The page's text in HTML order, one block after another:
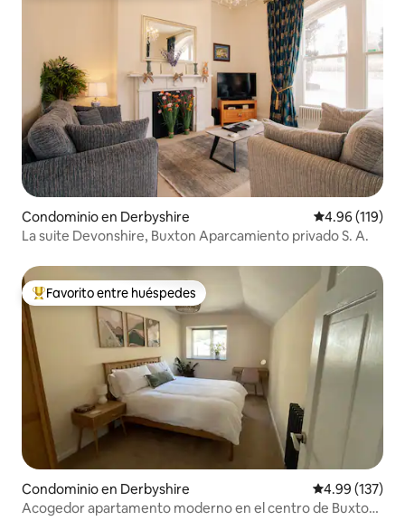
Condominio en Derbyshire Calificación
4.96 (119)
La suite Devonshire, Buxton Aparcamiento privado S. A.
De los mejores en Favorito entre huéspedes
Favorito entre huéspedes
Condominio en Derbyshire Calificación
4.99 (137)
Acogedor apartamento moderno en el centro de Buxton |